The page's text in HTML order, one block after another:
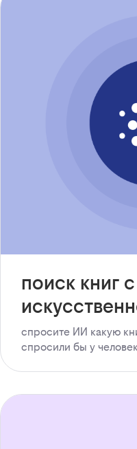
поиск книг
спросите ИИ какую
спросили бы у